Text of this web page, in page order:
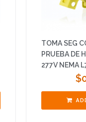
TOMA SEG
PRUEBA DE
277V NEMA
$